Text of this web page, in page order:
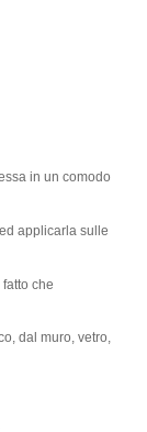
in un comodo
applicarla sulle
che
dal muro, vetro,